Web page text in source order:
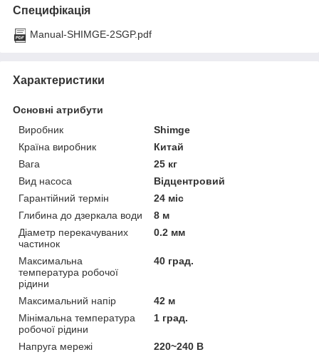
Специфікація
Manual-SHIMGE-2SGP.pdf
Характеристики
Основні атрибути
Виробник
Shimge
Країна виробник
Китай
Вага
25 кг
Вид насоса
Відцентровий
Гарантійний термін
24 міс
Глибина до дзеркала води
8 м
Діаметр перекачуваних
частинок
0.2 мм
Максимальна
температура робочої
рідини
40 град.
Максимальний напір
42 м
Мінімальна температура
робочої рідини
1 град.
Напруга мережі 220~240 В